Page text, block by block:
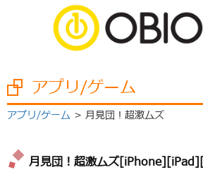
アプリ/ゲーム
アプリ/ゲーム 月見団！超激ムズ
月見団！超激ムズ